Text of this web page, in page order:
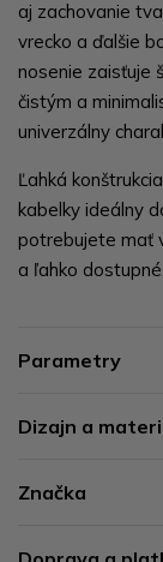
aj zachovanie
vrecko a ďalšie
nosenie zaisťuje
čistým a
univerzálny
Ľahká
kabelky ideálny
potrebujete mať
a ľahko dostupné.
Parametry
Dizajn a
Značka